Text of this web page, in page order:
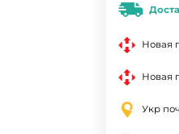
Новая
Новая
Укр